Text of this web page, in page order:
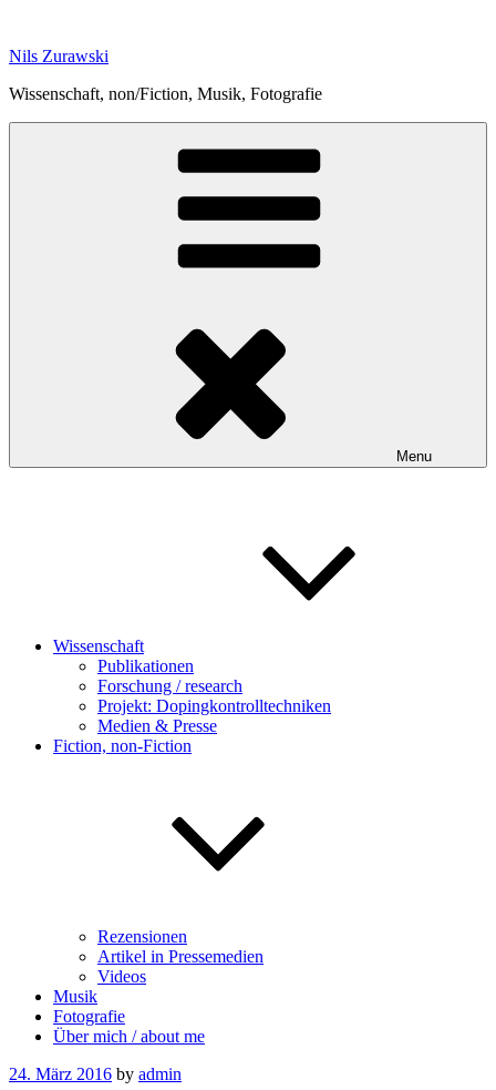
content
Nils Zurawski
Wissenschaft, non/Fiction, Musik, Fotografie
Menu
Wissenschaft
Publikationen
Forschung / research
Projekt: Dopingkontrolltechniken
Medien & Presse
Fiction, non-Fiction
Rezensionen
Artikel in Pressemedien
Videos
Musik
Fotografie
Über mich / about me
Posted
24. März 2016 by admin